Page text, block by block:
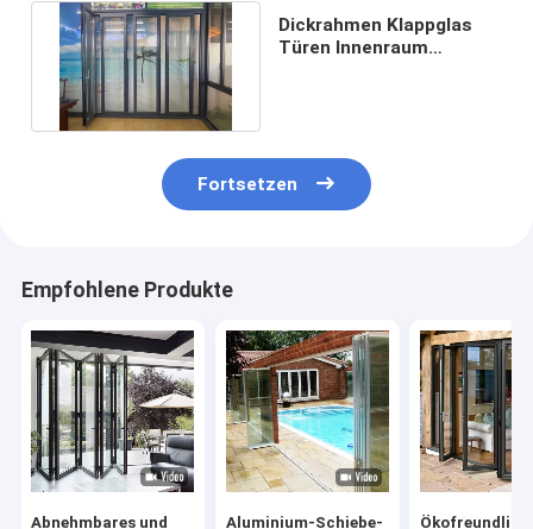
Dickrahmen Klappglas
Türen Innenraum
Fortsetzen
Empfohlene Produkte
Abnehmbares und Aluminium-Schiebe-